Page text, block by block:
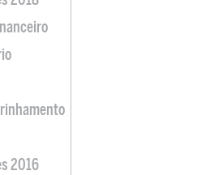
2016